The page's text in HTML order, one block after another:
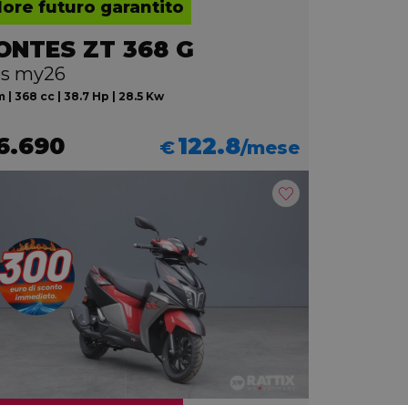
futuro garantito
ZT 368 G
my26
| 368 cc | 38.7 Hp | 28.5 Kw
€122.8/mese